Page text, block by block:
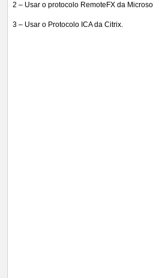
2 – Usar o protocolo RemoteFX da
3 – Usar o Protocolo ICA da Citrix.